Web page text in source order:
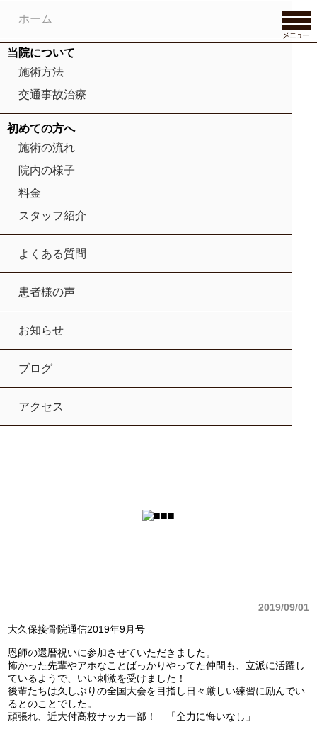
ホーム
当院について
施術方法
交通事故治療
初めての方へ
施術の流れ
院内の様子
料金
スタッフ紹介
よくある質問
患者様の声
お知らせ
ブログ
アクセス
2019/09/01
大久保接骨院通信2019年9月号
恩師の還暦祝いに参加させていただきました。
怖かった先輩やアホなことばっかりやってた仲間も、立派に活躍し
ているようで、いい刺激を受けました！
後輩たちは久しぶりの全国大会を目指し日々厳しい練習に励んでい
るとのことでした。
頑張れ、近大付高校サッカー部！ 「全力に悔いなし」